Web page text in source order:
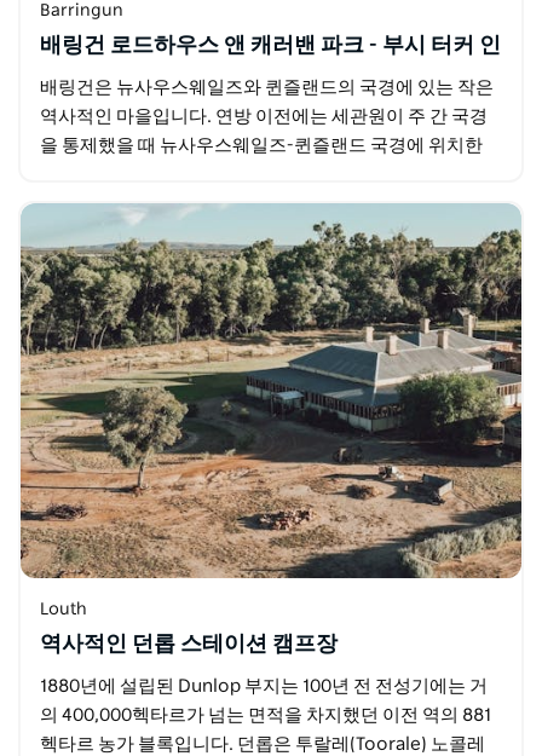
Barringun
배링건 로드하우스 앤 캐러밴 파크 - 부시 터커 인
배링건은 뉴사우스웨일즈와 퀸즐랜드의 국경에 있는 작은
역사적인 마을입니다. 연방 이전에는 세관원이 주 간 국경
을 통제했을 때 뉴사우스웨일즈-퀸즐랜드 국경에 위치한
Louth
역사적인 던롭 스테이션 캠프장
1880년에 설립된 Dunlop 부지는 100년 전 전성기에는 거
의 400,000헥타르가 넘는 면적을 차지했던 이전 역의 881
헥타르 농가 블록입니다. 던롭은 투랄레(Toorale) 노콜레